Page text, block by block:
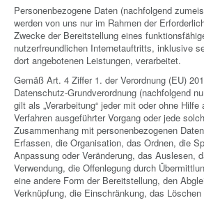
OFFSHORE
Personenbezogene Daten (nachfolgend
werden von uns nur im Rahmen der
Zwecke der Bereitstellung eines
nutzerfreundlichen Internetauftritts, inklusive
dort angebotenen Leistungen, verarbeitet.
Gemäß Art. 4 Ziffer 1. der Verordnung (EU)
Datenschutz-Grundverordnung (nachfolgend
gilt als „Verarbeitung“ jeder mit oder ohne
Verfahren ausgeführter Vorgang oder jede
Zusammenhang mit personenbezogenen
Erfassen, die Organisation, das Ordnen, die
Anpassung oder Veränderung, das Auslesen,
Verwendung, die Offenlegung durch
eine andere Form der Bereitstellung, den
Verknüpfung, die Einschränkung, das